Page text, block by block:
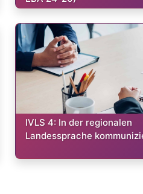
Kurs:
IVLS 4: In der regionalen
Landessprache